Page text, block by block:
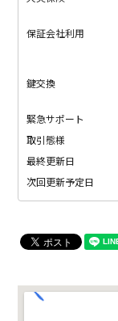
保証会社利用
鍵交換
緊急サポート
取引態様
最終更新日
次回更新予定日